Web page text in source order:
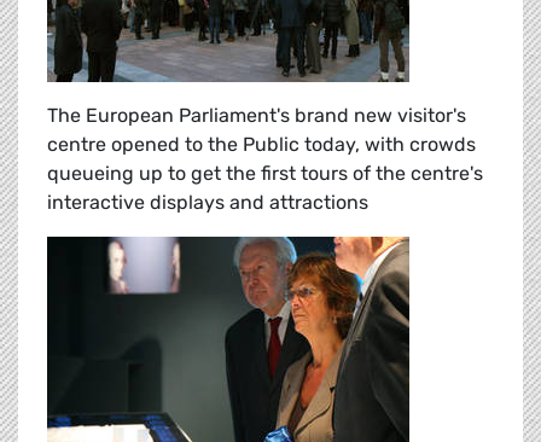
The European Parliament's brand new visitor's
centre opened to the Public today, with crowds
queueing up to get the first tours of the centre's
interactive displays and attractions